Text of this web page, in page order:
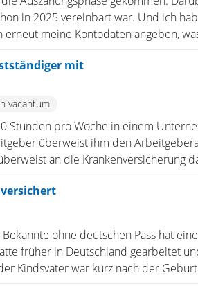
in 2025 vereinbart war. Und ich
meine Kontodaten angeben,
mit
vacantum
Stunden pro Woche in einem
überweist ihm den
an die Krankenversicherung
ohne deutschen Pass hat
früher in Deutschland gearbeitet
Kindsvater war kurz nach der